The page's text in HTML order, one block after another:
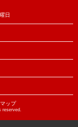
日
ップ
reserved.